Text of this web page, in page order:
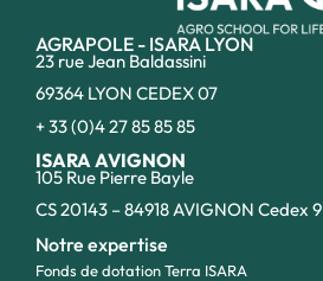
AGRAPOLE - ISARA LYON
23 rue Jean Baldassini
69364 LYON CEDEX 07
+ 33 (0)4 27 85 85 85
ISARA AVIGNON
105 Rue Pierre Bayle
CS 20143 – 84918 AVIGNON Cedex 9
Notre expertise
Fonds de dotation Terra ISARA